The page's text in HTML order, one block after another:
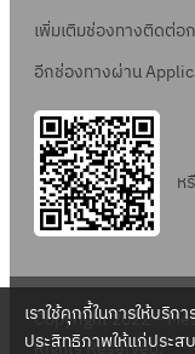
เพิ่มเติมช่องทางติดต่อ
อีกช่องทางผ่าน
ห
Copyright 2022 –
Rights Reserved.
เราใช้คุกกี้ในการให้บริ
ประสิทธิภาพให้แก่ประ